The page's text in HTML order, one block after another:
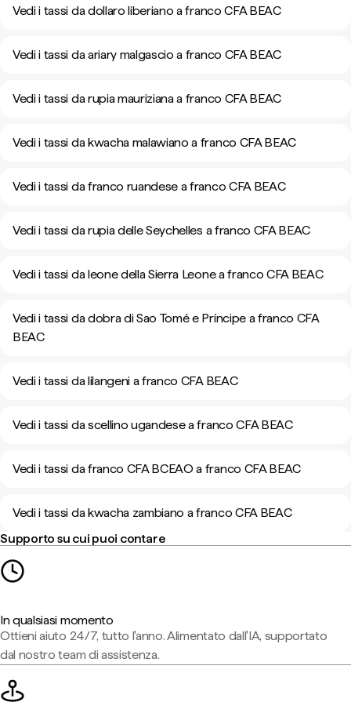
Vedi i tassi da dollaro liberiano a franco CFA BEAC
Vedi i tassi da ariary malgascio a franco CFA BEAC
Vedi i tassi da rupia mauriziana a franco CFA BEAC
Vedi i tassi da kwacha malawiano a franco CFA BEAC
Vedi i tassi da franco ruandese a franco CFA BEAC
Vedi i tassi da rupia delle Seychelles a franco CFA BEAC
Vedi i tassi da leone della Sierra Leone a franco CFA BEAC
Vedi i tassi da dobra di Sao Tomé e Príncipe a franco CFA
BEAC
Vedi i tassi da lilangeni a franco CFA BEAC
Vedi i tassi da scellino ugandese a franco CFA BEAC
Vedi i tassi da franco CFA BCEAO a franco CFA BEAC
Vedi i tassi da kwacha zambiano a franco CFA BEAC
Supporto su cui puoi contare
In qualsiasi momento
Ottieni aiuto 24/7, tutto l'anno. Alimentato dall'IA, supportato
dal nostro team di assistenza.